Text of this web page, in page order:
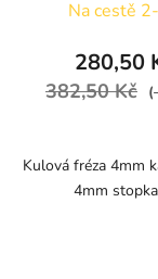
Na cestě
280,50
382,50 Kč
Kulová fréza 4mm
4mm